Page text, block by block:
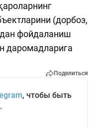
(дорбоз,
фойдаланиш
даромадларига
Поделиться
, чтобы быть